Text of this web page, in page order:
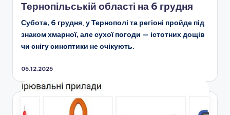
Тернопільській області на 6 грудня
Субота, 6 грудня, у Тернополі та регіоні пройде під
знаком хмарної, але сухої погоди — істотних дощів
чи снігу синоптики не очікують.
05.12.2025